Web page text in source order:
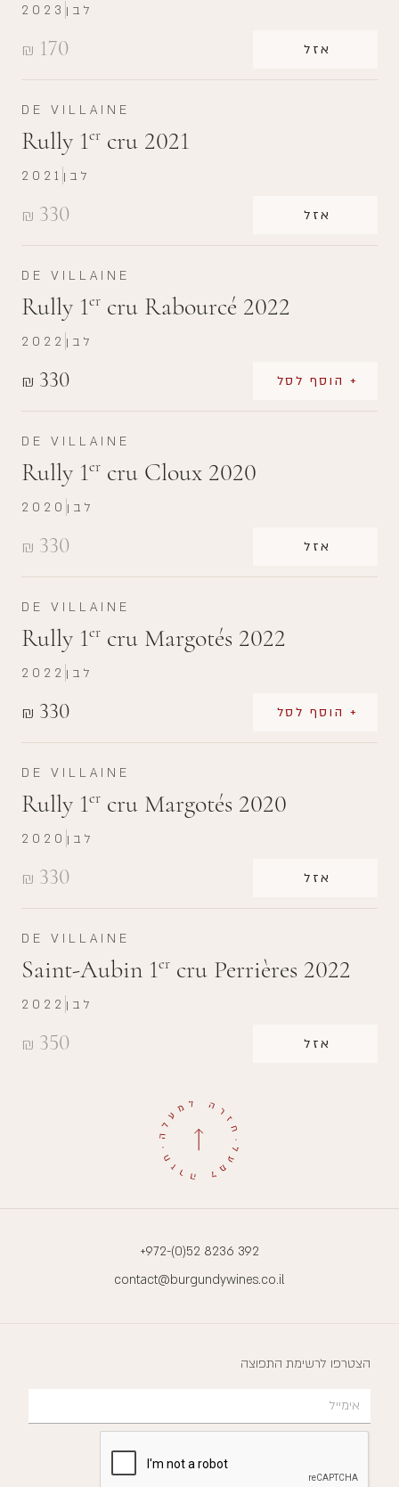
₪ 170 אזל
2023 לבן
DE VILLAINE
Rully 1er cru 2021
₪ 330 אזל
2021 לבן
DE VILLAINE
Rully 1er cru Rabourcé 2022
₪ 330 + הוסף לסל
2022 לבן
DE VILLAINE
Rully 1er cru Cloux 2020
₪ 330 אזל
2020 לבן
DE VILLAINE
Rully 1er cru Margotés 2022
₪ 330 + הוסף לסל
2022 לבן
DE VILLAINE
Rully 1er cru Margotés 2020
₪ 330 אזל
2020 לבן
DE VILLAINE
Saint-Aubin 1er cru Perrières 2022
₪ 350 אזל
2022 לבן
+972-(0)52 8236 392
contact@burgundywines.co.il
הצטרפו לרשימת התפוצה